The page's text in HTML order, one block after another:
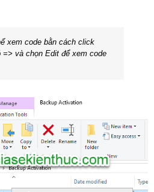
xem code bằn cách click
=> và chọn Edit để xem code